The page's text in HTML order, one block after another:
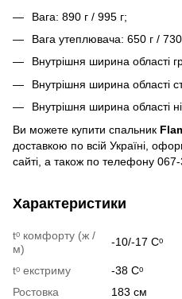
Вага: 890 г / 995 г;
Вага утеплювача: 650 г / 730
Внутрішня ширина області
Внутрішня ширина області
Внутрішня ширина області
Ви можете купити спальник
доставкою по всій Україні,
сайті, а також по телефону
Характеристики
tᵒ комфорту (ж /
м)
-10/-17 Сᵒ
tᵒ екстриму
-38 Сᵒ
Ростовка
183 см